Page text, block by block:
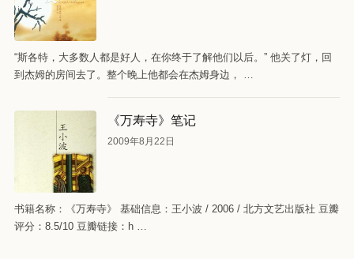
“斯各特，大多数人都是好人，在你终于了解他们以后。” 他关了灯，回
到杰姆的房间去了。整个晚上他都会在杰姆身边， …
《万寿寺》笔记
2009年8月22日
书籍名称：《万寿寺》 基础信息：王小波 / 2006 / 北方文艺出版社 豆瓣
评分：8.5/10 豆瓣链接：h …